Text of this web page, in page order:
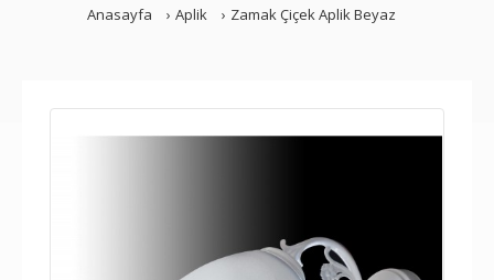
Anasayfa Aplik Zamak Çiçek Aplik Beyaz